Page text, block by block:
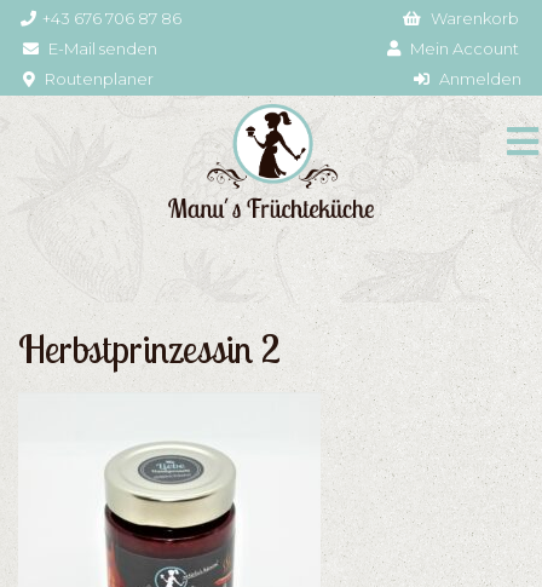
+43 676 706 87 86
E-Mail senden
Routenplaner
Warenkorb
Mein Account
Anmelden
Herbstprinzessin 2